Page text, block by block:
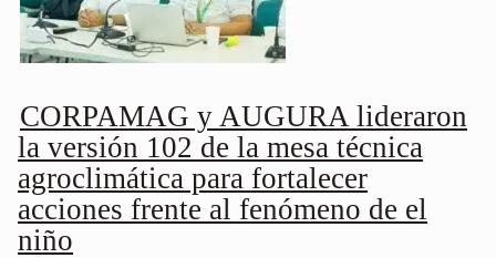
CORPAMAG y AUGURA lideraron
la versión 102 de la mesa técnica
agroclimática para fortalecer
acciones frente al fenómeno de el
niño